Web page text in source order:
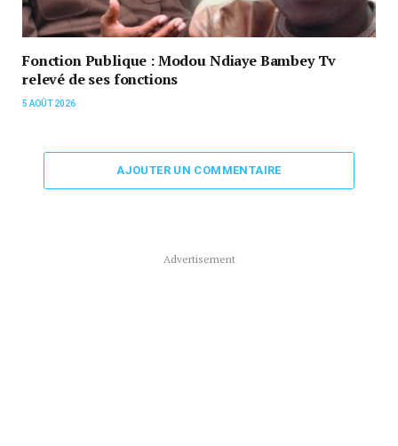
Fonction Publique : Modou Ndiaye Bambey Tv
relevé de ses fonctions
5 AOÛT 2026
AJOUTER UN COMMENTAIRE
Advertisement